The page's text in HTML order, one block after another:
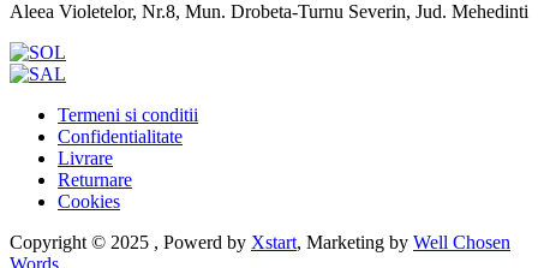
Aleea Violetelor, Nr.8, Mun. Drobeta-Turnu Severin, Jud. Mehedinti
Termeni si conditii
Confidentialitate
Livrare
Returnare
Cookies
Copyright © 2025 , Powerd by Xstart, Marketing by Well Chosen
Words